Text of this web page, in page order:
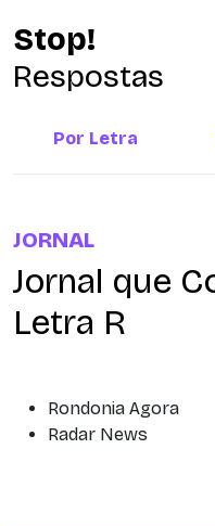
Stop!
Respostas
Por Letra
JORNAL
Jornal que
Letra R
Rondonia Agora
Radar News